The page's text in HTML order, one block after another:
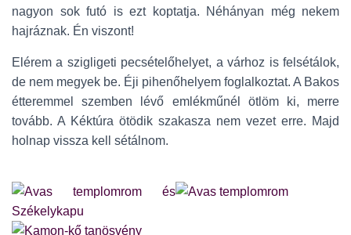
nagyon sok futó is ezt koptatja. Néhányan még nekem
hajráznak. Én viszont!
Elérem a szigligeti pecsételőhelyet, a várhoz is felsétálok,
de nem megyek be. Éji pihenőhelyem foglalkoztat. A Bakos
étteremmel szemben lévő emlékműnél ötlöm ki, merre
tovább. A Kéktúra ötödik szakasza nem vezet erre. Majd
holnap vissza kell sétálnom.